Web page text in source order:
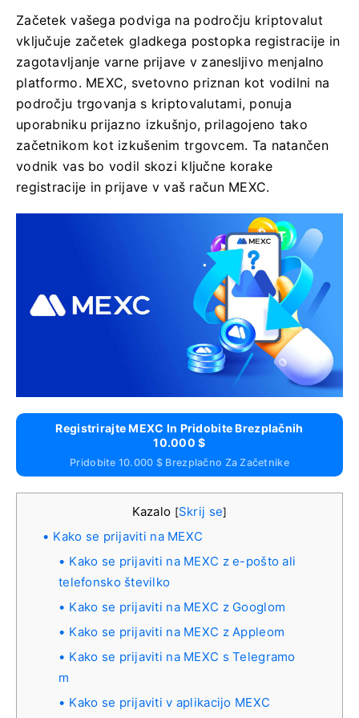
Začetek vašega podviga na področju kriptovalut
vključuje začetek gladkega postopka registracije in
zagotavljanje varne prijave v zanesljivo menjalno
platformo. MEXC, svetovno priznan kot vodilni na
področju trgovanja s kriptovalutami, ponuja
uporabniku prijazno izkušnjo, prilagojeno tako
začetnikom kot izkušenim trgovcem. Ta natančen
vodnik vas bo vodil skozi ključne korake
registracije in prijave v vaš račun MEXC.
Registrirajte MEXC In Pridobite Brezplačnih
10.000 $
Pridobite 10.000 $ Brezplačno Za Začetnike
Kazalo [Skrij se]
Kako se prijaviti na MEXC
Kako se prijaviti na MEXC z e-pošto ali
telefonsko številko
Kako se prijaviti na MEXC z Googlom
Kako se prijaviti na MEXC z Appleom
Kako se prijaviti na MEXC s Telegramo
m
Kako se prijaviti v aplikacijo MEXC